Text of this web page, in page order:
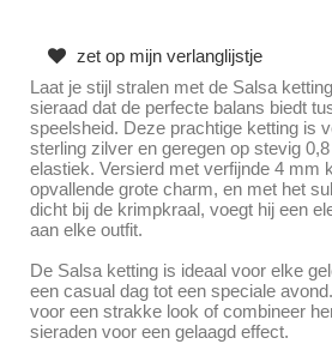
zet op mijn verlanglijstje
Laat je stijl stralen met de Salsa
sieraad dat de perfecte balans biedt
speelsheid. Deze prachtige ketting is
sterling zilver en geregen op stevig
elastiek. Versierd met verfijnde 4 mm
opvallende grote charm, en met het
dicht bij de krimpkraal, voegt hij een
aan elke outfit.
De Salsa ketting is ideaal voor elke
een casual dag tot een speciale
voor een strakke look of combineer
sieraden voor een gelaagd effect.